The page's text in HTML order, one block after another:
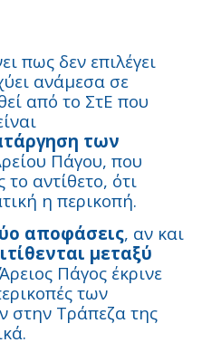
πως δεν επιλέγει
ανάμεσα σε
από το ΣτΕ που
των
Πάγου, που
αντίθετο, ότι
η περικοπή.
αποφάσεις, αν και
μεταξύ
Πάγος έκρινε
των
στην Τράπεζα της